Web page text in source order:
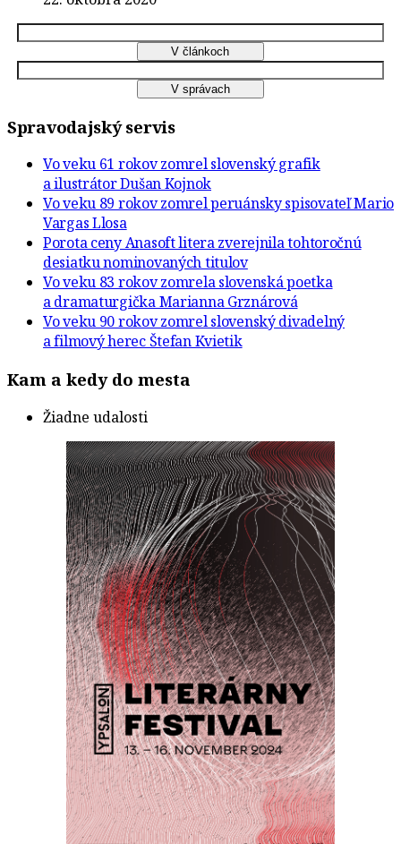
Spravodajský servis
Vo veku 61 rokov zomrel slovenský grafik
a ilustrátor Dušan Kojnok
Vo veku 89 rokov zomrel peruánsky spisovateľ Mario
Vargas Llosa
Porota ceny Anasoft litera zverejnila tohtoročnú
desiatku nominovaných titulov
Vo veku 83 rokov zomrela slovenská poetka
a dramaturgička Marianna Grznárová
Vo veku 90 rokov zomrel slovenský divadelný
a filmový herec Štefan Kvietik
Kam a kedy do mesta
Žiadne udalosti